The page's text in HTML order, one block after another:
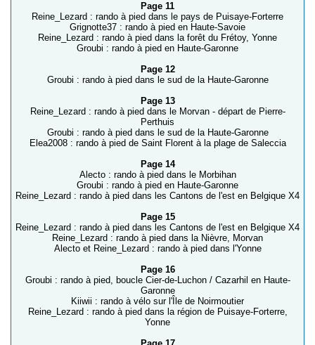
Page 11
Reine_Lezard : rando à pied dans le pays de Puisaye-Forterre
Grignotte37 : rando à pied en Haute-Savoie
Reine_Lezard : rando à pied dans la forêt du Frétoy, Yonne
Groubi : rando à pied en Haute-Garonne
Page 12
Groubi : rando à pied dans le sud de la Haute-Garonne
Page 13
Reine_Lezard : rando à pied dans le Morvan - départ de Pierre-
Perthuis
Groubi : rando à pied dans le sud de la Haute-Garonne
Elea2008 : rando à pied de Saint Florent à la plage de Saleccia
Page 14
Alecto : rando à pied dans le Morbihan
Groubi : rando à pied en Haute-Garonne
Reine_Lezard : rando à pied dans les Cantons de l'est en Belgique X4
Page 15
Reine_Lezard : rando à pied dans les Cantons de l'est en Belgique X4
Reine_Lezard : rando à pied dans la Nièvre, Morvan
Alecto et Reine_Lezard : rando à pied dans l'Yonne
Page 16
Groubi : rando à pied, boucle Cier-de-Luchon / Cazarhil en Haute-
Garonne
Kiiwii : rando à vélo sur l'Île de Noirmoutier
Reine_Lezard : rando à pied dans la région de Puisaye-Forterre,
Yonne